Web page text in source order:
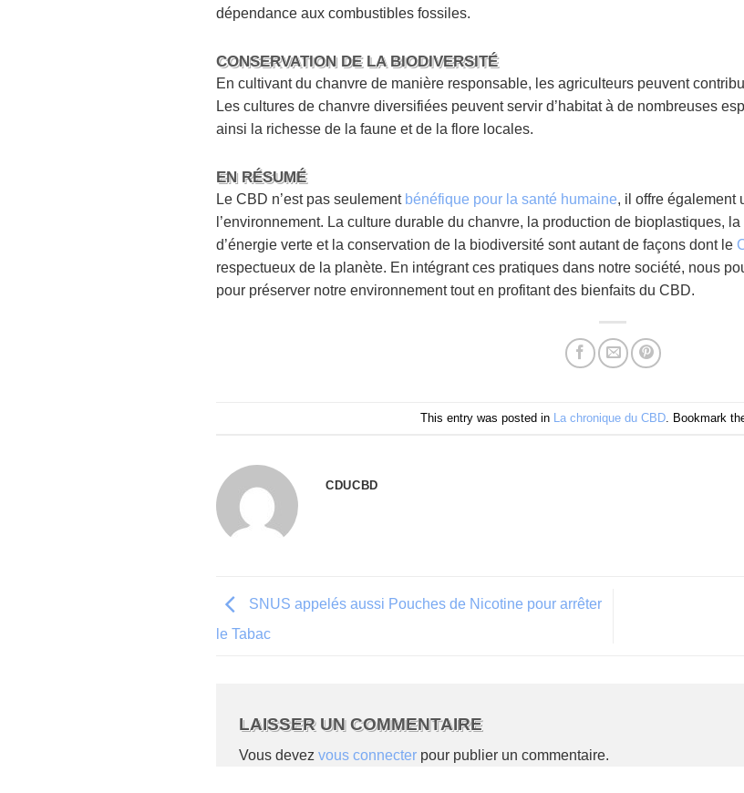
dépendance aux combustibles fossiles.
CONSERVATION DE LA BIODIVERSITÉ
En cultivant du chanvre de manière responsable, les agriculteurs peuvent
Les cultures de chanvre diversifiées peuvent servir d’habitat à de nombreuses
ainsi la richesse de la faune et de la flore locales.
EN RÉSUMÉ
Le CBD n’est pas seulement bénéfique pour la santé humaine, il offre également
l’environnement. La culture durable du chanvre, la production de bioplastiques,
d’énergie verte et la conservation de la biodiversité sont autant de façons dont le
respectueux de la planète. En intégrant ces pratiques dans notre société, nous
pour préserver notre environnement tout en profitant des bienfaits du CBD.
This entry was posted in La chronique du CBD . Bookmark
CDUCBD
SNUS appelés aussi Pouches de Nicotine pour arrêter
le Tabac
LAISSER UN COMMENTAIRE
Vous devez vous connecter pour publier un commentaire.